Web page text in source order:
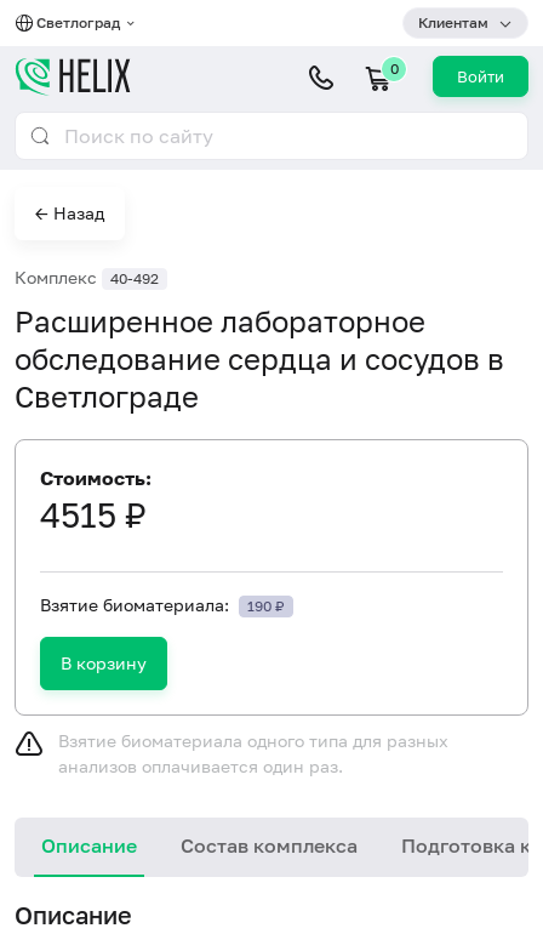
Светлоград Клиентам
0 Войти
← Назад
Комплекс 40-492
Расширенное лабораторное
обследование сердца и сосудов в
Светлограде
Стоимость:
4515 ₽
Взятие биоматериала: 190 ₽
В корзину
Взятие биоматериала одного типа для разных
анализов оплачивается один раз.
Описание Состав комплекса Подготовка к
Описание